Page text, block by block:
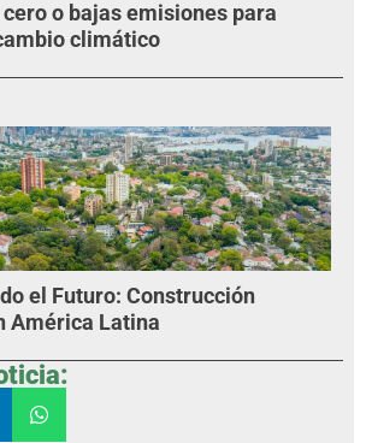
o bajas emisiones para
climático
el Futuro: Construcción
América Latina